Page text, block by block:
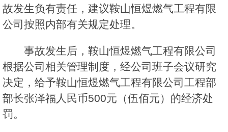
故发生负有责任，建议鞍山恒煜燃气工程有限
公司按照内部有关规定处理。
事故发生后，鞍山恒煜燃气工程有限公司
根据公司相关管理制度，经公司班子会议研究
决定，给予鞍山恒煜燃气工程有限公司工程部
部长张泽福人民币500元（伍佰元）的经济处
罚。